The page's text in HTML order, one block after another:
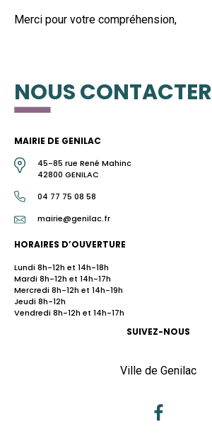
Merci pour votre compréhension,
NOUS CONTACTER
MAIRIE DE GENILAC
45-85 rue René Mahinc
42800 GENILAC
04 77 75 08 58
mairie@genilac.fr
HORAIRES D’OUVERTURE
Lundi 8h-12h et 14h-18h
Mardi 8h-12h et 14h-17h
Mercredi 8h-12h et 14h-19h
Jeudi 8h-12h
Vendredi 8h-12h et 14h-17h
SUIVEZ-NOUS
Ville de Genilac